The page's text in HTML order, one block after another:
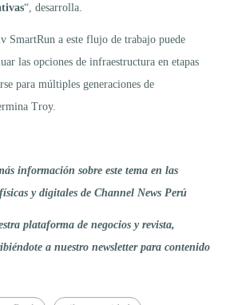
“, desarrolla.
SmartRun a este flujo de trabajo puede
las opciones de infraestructura en etapas
para múltiples generaciones de
Troy.
información sobre este tema en las
y digitales de Channel News Perú
plataforma de negocios y revista,
a nuestro newsletter para contenido